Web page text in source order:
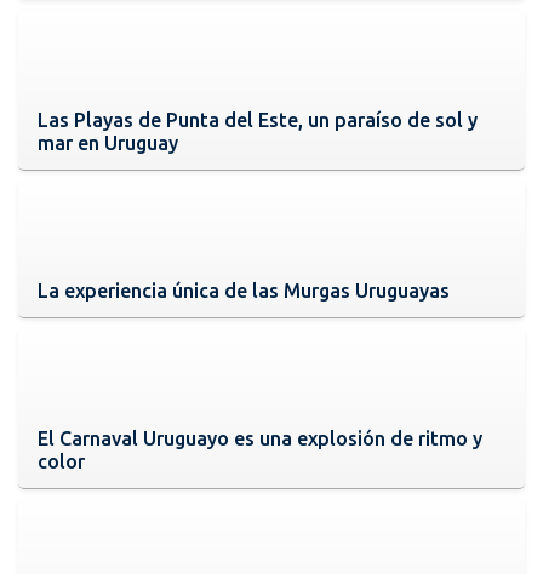
Las Playas de Punta del Este, un paraíso de sol y
mar en Uruguay
La experiencia única de las Murgas Uruguayas
El Carnaval Uruguayo es una explosión de ritmo y
color